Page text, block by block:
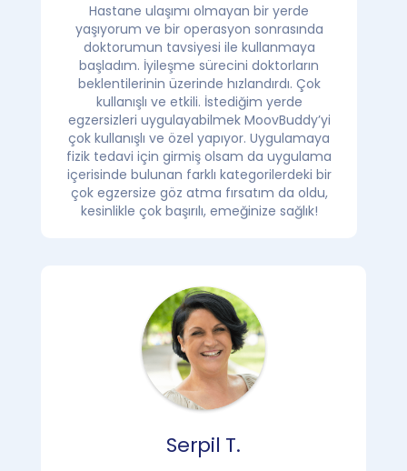
Hastane ulaşımı olmayan bir yerde
yaşıyorum ve bir operasyon sonrasında
doktorumun tavsiyesi ile kullanmaya
başladım. İyileşme sürecini doktorların
beklentilerinin üzerinde hızlandırdı. Çok
kullanışlı ve etkili. İstediğim yerde
egzersizleri uygulayabilmek MoovBuddy’yi
çok kullanışlı ve özel yapıyor. Uygulamaya
fizik tedavi için girmiş olsam da uygulama
içerisinde bulunan farklı kategorilerdeki bir
çok egzersize göz atma fırsatım da oldu,
kesinlikle çok başırılı, emeğinize sağlık!
Serpil T.